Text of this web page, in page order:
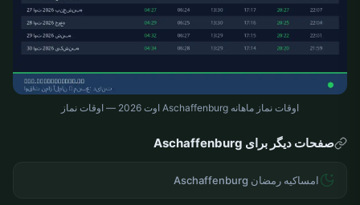
اوقات نماز ماهانه Aschaffenburg اوت 2026 — اوقات نماز
صفحات دیگر برای Aschaffenburg
امساکیه رمضان Aschaffenburg